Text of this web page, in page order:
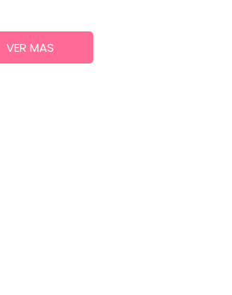
VER MAS